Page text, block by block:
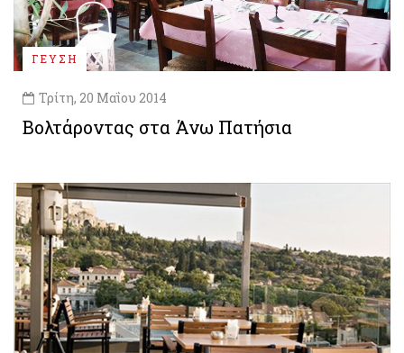
ΓΕΥΣΗ
Τρίτη, 20 Μαΐου 2014
Βολτάροντας στα Άνω Πατήσια